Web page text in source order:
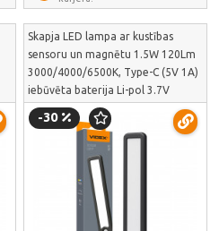
Skapja LED lampa ar kustības
sensoru un magnētu 1.5W 120Lm
3000/4000/6500K, Type-C (5V 1A)
iebūvēta baterija Li-pol 3.7V
1800mAh VIDEX VL-NL135B –
pakarināšanai teltī izmantojiet
iebūvēto āķi | VL-NL135B
-30